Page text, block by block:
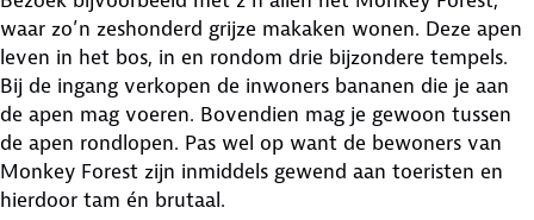
waar zo’n zeshonderd grijze makaken wonen. Deze apen
leven in het bos, in en rondom drie bijzondere tempels.
Bij de ingang verkopen de inwoners bananen die je aan
de apen mag voeren. Bovendien mag je gewoon tussen
de apen rondlopen. Pas wel op want de bewoners van
Monkey Forest zijn inmiddels gewend aan toeristen en
hierdoor tam én brutaal.